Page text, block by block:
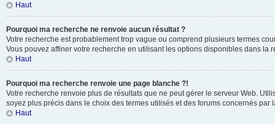
Haut
Pourquoi ma recherche ne renvoie aucun résultat ?
Votre recherche est probablement trop vague ou comprend plusieurs termes
Vous pouvez affiner votre recherche en utilisant les options disponibles dans la
Haut
Pourquoi ma recherche renvoie une page blanche ?!
Votre recherche renvoie plus de résultats que ne peut gérer le serveur Web.
soyez plus précis dans le choix des termes utilisés et des forums concernés par
Haut